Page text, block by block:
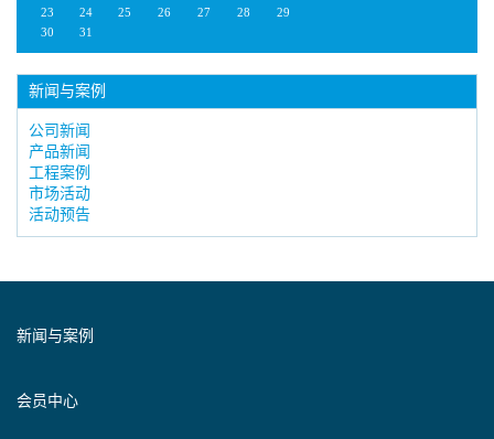
23
24 25 26 27 28
29
30
31
新闻与案例
公司新闻
产品新闻
工程案例
市场活动
活动预告
新闻与案例
会员中心